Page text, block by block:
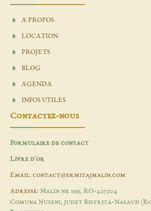
A PROPOS
LOCATION
PROJETS
BLOG
AGENDA
INFOS UTILES
Contactez-nous
Formulaire de contact
Livre d'or
Email: contact@ermitajmalin.com
Adresse: Malin nr 199, RO-427204
Comuna Nuseni, judet Bistrita-Nasaud